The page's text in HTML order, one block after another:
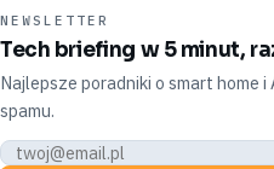
NEWSLETTER
Tech briefing w 5 minut,
Najlepsze poradniki o smart home
spamu.